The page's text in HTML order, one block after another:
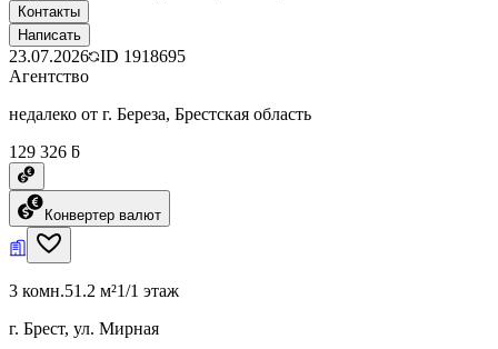
Контакты
Написать
23.07.2026 ID 1918695
Агентство
недалеко от г. Береза, Брестская область
129 326 ƃ
Конвертер валют
3 комн.51.2 м²1/1 этаж
г. Брест, ул. Мирная